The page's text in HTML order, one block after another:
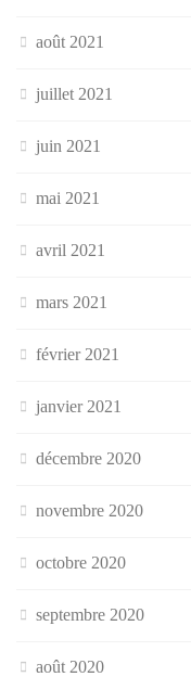
août 2021
juillet 2021
juin 2021
mai 2021
avril 2021
mars 2021
février 2021
janvier 2021
décembre 2020
novembre 2020
octobre 2020
septembre 2020
août 2020